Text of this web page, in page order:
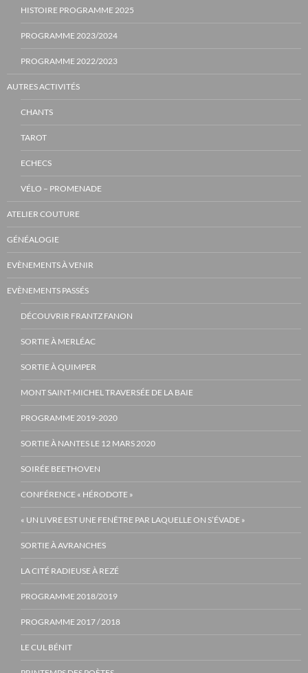
HISTOIRE PROGRAMME 2025
PROGRAMME 2023/2024
PROGRAMME 2022/2023
AUTRES ACTIVITÉS
CHANTS
TAROT
ECHECS
VÉLO – PROMENADE
ATELIER COUTURE
GÉNÉALOGIE
EVÈNEMENTS À VENIR
EVÈNEMENTS PASSÉS
DÉCOUVRIR FRANTZ FANON
SORTIE À MERLÉAC
SORTIE À QUIMPER
MONT SAINT-MICHEL TRAVERSÉE DE LA BAIE
PROGRAMME 2019-2020
SORTIE À NANTES LE 12 MARS 2020
SOIRÉE BEETHOVEN
CONFÉRENCE « HÉRODOTE »
« UN LIVRE EST UNE FENÊTRE PAR LAQUELLE ON S’ÉVADE »
SORTIE À AVRANCHES
LA CITÉ RADIEUSE À REZÉ
PROGRAMME 2018/2019
PROGRAMME 2017 / 2018
LE CUL BÉNIT